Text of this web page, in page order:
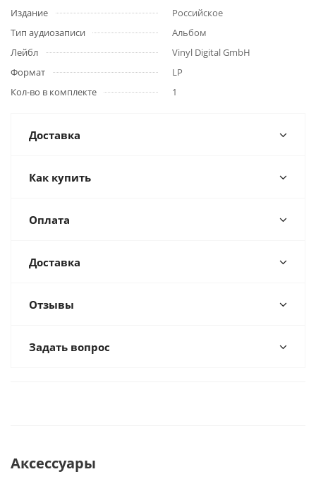
Издание
Российское
Тип аудиозаписи
Альбом
Лейбл
Vinyl Digital GmbH
Формат
LP
Кол-во в комплекте
1
Доставка
Как купить
Оплата
Доставка
Отзывы
Задать вопрос
Аксессуары